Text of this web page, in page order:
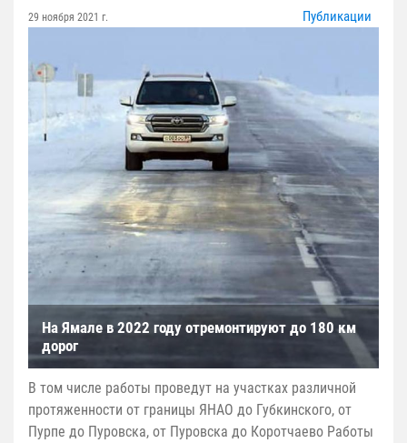
29 ноября 2021 г. Публикации
На Ямале в 2022 году отремонтируют до 180 км
дорог
В том числе работы проведут на участках различной
протяженности от границы ЯНАО до Губкинского, от
Пурпе до Пуровска, от Пуровска до Коротчаево Работы